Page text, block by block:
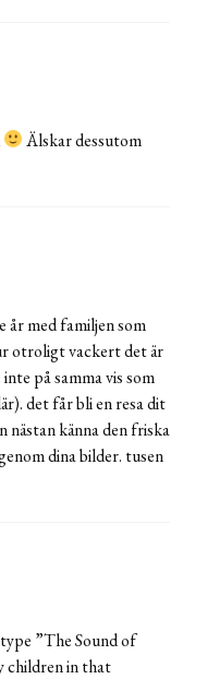
Älskar dessutom
år med familjen som
otroligt vackert det är
på samma vis som
det får bli en resa dit
nästan känna den friska
dina bilder. tusen
”The Sound of
children in that